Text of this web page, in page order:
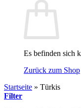
Es befinden sich
Zurück zum Shop
Startseite » Türkis
Filter